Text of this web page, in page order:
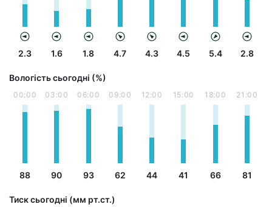
2.3 1.6 1.8 4.7 4.3 4.5 5.4 2.8
Вологість сьогодні (%)
00:00
88
03:00
90
06:00
93
09:00
62
12:00
44
15:00
41
18:00
66
21:00
81
Тиск сьогодні (мм рт.ст.)